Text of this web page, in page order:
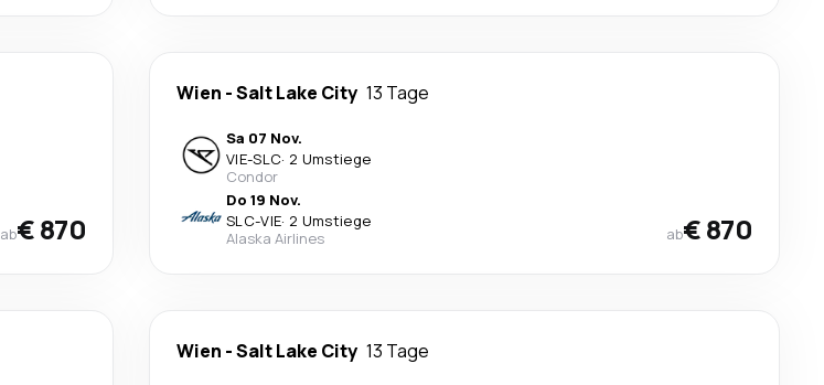
ab€ 870
Wien -Salt Lake City 13 Tage
Sa 07 Nov.
VIE-SLC· 2 Umstiege
Condor
Do 19 Nov.
SLC-VIE· 2 Umstiege
Alaska Airlines
ab€ 870
Wien -Salt Lake City 13 Tage